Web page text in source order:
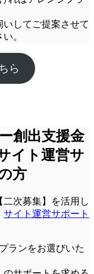
してご提案させて
。
ら
創出支援金
イト運営サ
方
次募集】を活用し
サイト運営サポート
ランをお選びいた